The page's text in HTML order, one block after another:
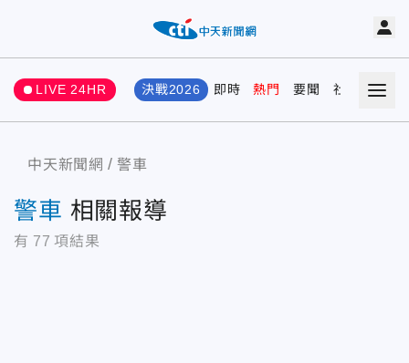
LIVE 24HR 決戰2026 即時 熱門 要聞 社會 娛樂
中天新聞網 警車
警車 相關報導
有 77 項結果